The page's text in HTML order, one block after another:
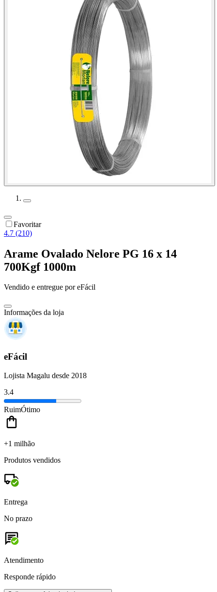
Favoritar
4.7 (210)
Arame Ovalado Nelore PG 16 x 14
700Kgf 1000m
Vendido e entregue por eFácil
Informações da loja
eFácil
Lojista Magalu desde 2018
3.4
RuimÓtimo
+1 milhão
Produtos vendidos
Entrega
No prazo
Atendimento
Responde rápido